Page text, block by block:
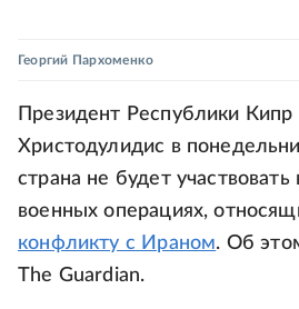
Георгий Пархоменко
Президент Республики Кипр
Христодулидис в
страна не будет участвовать
военных операциях,
конфликту с Ираном. Об
The Guardian.